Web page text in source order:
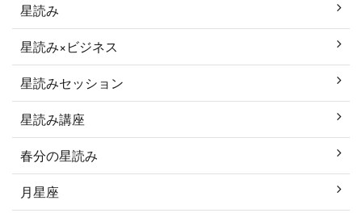
星読み
星読み×ビジネス
星読みセッション
星読み講座
春分の星読み
月星座